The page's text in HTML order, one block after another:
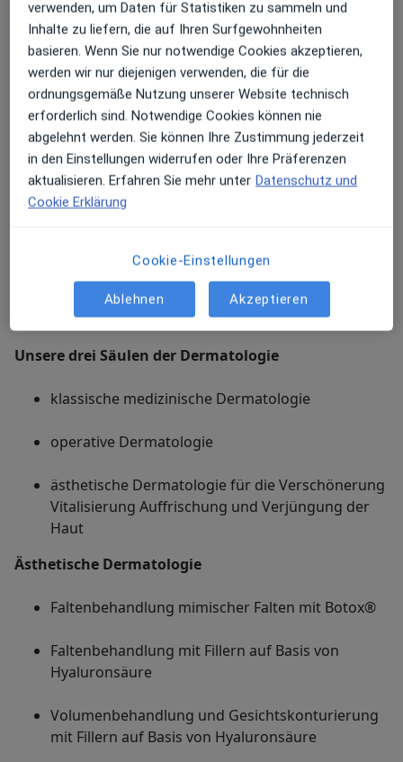
Kompetenz viele innovative Technologien für
unterschiedlichste Therapien und vor allem
Menschlichkeit Individualität und Kreativität
zusammenwirken.
Meine Behandlungs­schwerpunkte
Auf Basis unserer hohen Fachkompetenz und
langjährigen praktischen Erfahrung sind wir in der
Lage das gesamte Spektrum der medizinischen
operativen und ästhetischen Dermatologie
abzudecken.
Wir konzentrieren uns auf die gesundheitliche
auf Ihre Genesung und Wiederherstellung nach einem
Hautleiden sowie auf gewünschte ästhetische
Verschönerungen.
Unsere drei Säulen der Dermatologie
klassische medizinische Dermatologie
operative Dermatologie
ästhetische Dermatologie für die Verschönerung
Vitalisierung Auffrischung und Verjüngung der
Haut
Ästhetische Dermatologie
Faltenbehandlung mimischer Falten mit Botox®
Faltenbehandlung mit Fillern auf Basis von
Hyaluronsäure
Volumenbehandlung und Gesichtskonturierung
mit Fillern auf Basis von Hyaluronsäure
verwenden, um Daten für Statistiken zu sammeln und
Inhalte zu liefern, die auf Ihren Surfgewohnheiten
basieren. Wenn Sie nur notwendige Cookies akzeptieren,
werden wir nur diejenigen verwenden, die für die
ordnungsgemäße Nutzung unserer Website technisch
erforderlich sind. Notwendige Cookies können nie
abgelehnt werden. Sie können Ihre Zustimmung jederzeit
in den Einstellungen widerrufen oder Ihre Präferenzen
aktualisieren. Erfahren Sie mehr unter Datenschutz und
Cookie Erklärung
Cookie-Einstellungen
Ablehnen Akzeptieren